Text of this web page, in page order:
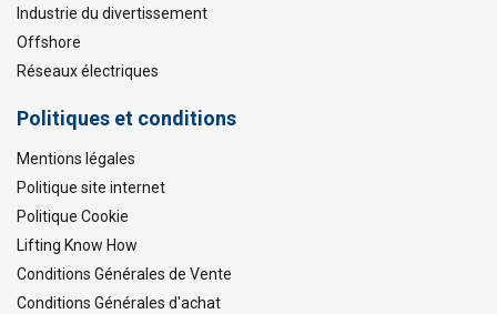
Industrie du divertissement
Offshore
Réseaux électriques
Politiques et conditions
Mentions légales
Politique site internet
Politique Cookie
Lifting Know How
Conditions Générales de Vente
Conditions Générales d'achat